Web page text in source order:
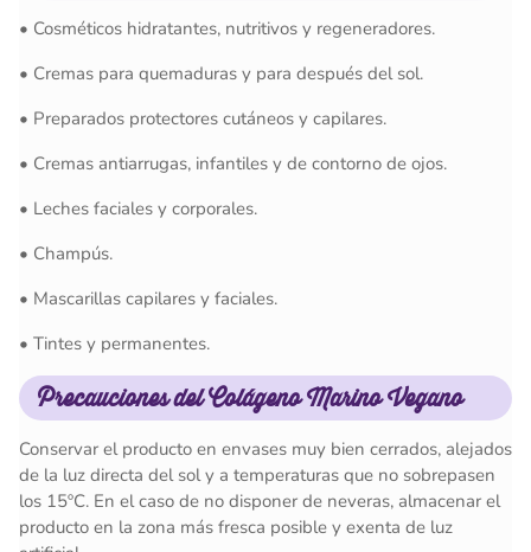
• Cosméticos hidratantes, nutritivos y regeneradores.
• Cremas para quemaduras y para después del sol.
• Preparados protectores cutáneos y capilares.
• Cremas antiarrugas, infantiles y de contorno de ojos.
• Leches faciales y corporales.
• Champús.
• Mascarillas capilares y faciales.
• Tintes y permanentes.
PrecaucionesdelColágeno Marino Vegano
Conservar el producto en envases muy bien cerrados, alejados
de la luz directa del sol y a temperaturas que no sobrepasen
los 15ºC. En el caso de no disponer de neveras, almacenar el
producto en la zona más fresca posible y exenta de luz